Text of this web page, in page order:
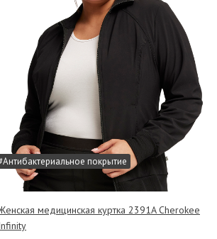
покрытие
медицинская куртка 2391A Cherokee